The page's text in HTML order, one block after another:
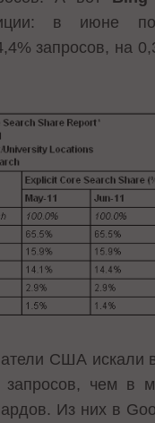
в июне
запросов, на
США искали
чем в
Из них в